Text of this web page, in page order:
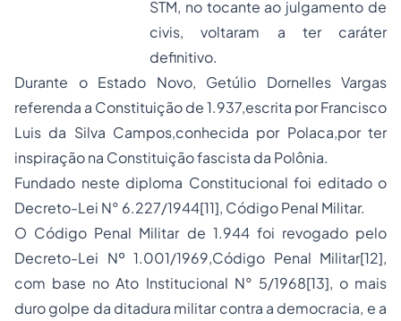
STM, no tocante ao julgamento de
civis, voltaram a ter caráter
definitivo.
Durante o Estado Novo, Getúlio Dornelles Vargas
referenda a Constituição de 1.937,escrita por Francisco
Luis da Silva Campos,conhecida por Polaca,por ter
inspiração na Constituição fascista da Polônia.
Fundado neste diploma Constitucional foi editado o
Decreto-Lei N° 6.227/1944[11], Código Penal Militar.
O Código Penal Militar de 1.944 foi revogado pelo
Decreto-Lei Nº 1.001/1969,Código Penal Militar[12],
com base no Ato Institucional N° 5/1968[13], o mais
duro golpe da ditadura militar contra a democracia, e a